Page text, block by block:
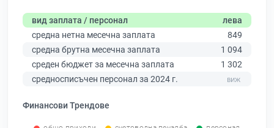
вид заплата / персонал
лева
средна нетна месечна заплата
849
средна брутна месечна заплата
1 094
среден бюджет за месечна заплата
1 302
средносписъчен персонал за 2024 г.
Финансови Трендове